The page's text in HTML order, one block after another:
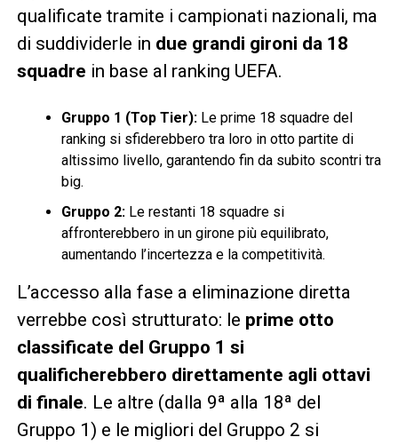
qualificate tramite i campionati nazionali, ma
di suddividerle in due grandi gironi da 18
squadre in base al ranking UEFA.
Gruppo 1 (Top Tier):Le prime 18 squadre del
ranking si sfiderebbero tra loro in otto partite di
altissimo livello, garantendo fin da subito scontri tra
big.
Gruppo 2:Le restanti 18 squadre si
affronterebbero in un girone più equilibrato,
aumentando l’incertezza e la competitività.
L’accesso alla fase a eliminazione diretta
verrebbe così strutturato: le prime otto
classificate del Gruppo 1 si
qualificherebbero direttamente agli ottavi
di finale. Le altre (dalla 9ª alla 18ª del
Gruppo 1) e le migliori del Gruppo 2 si